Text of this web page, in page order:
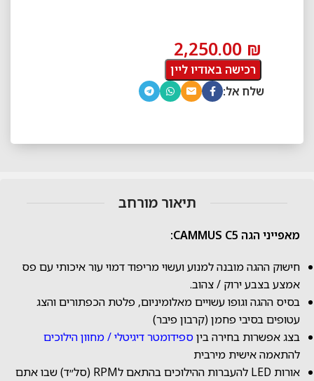
2,250.00 ₪
רכישה באודיו ליין
שלח אל:
תיאור מורחב
מאפייני הגה CAMMUS C5:
חישוק ההגה מובנה למנוע ועשוי מריפוד דמוי עור איכותי עם פס
אמצע בצבע ירוק / צהוב.
בסיס ההגה וגופו עשויים מאלומיניום, פלטת הכפתורים והצג
עטופים בסיבי פחמן (קרבון פיבר)
בצג אפשרות בחירה ביןספידומטר דיגיטלי / מחוון הילוכים
להתאמה אישית מירבית
אורות LED להעברות ההילוכים בהתאם לRPM (סל״ד) שבו אתם